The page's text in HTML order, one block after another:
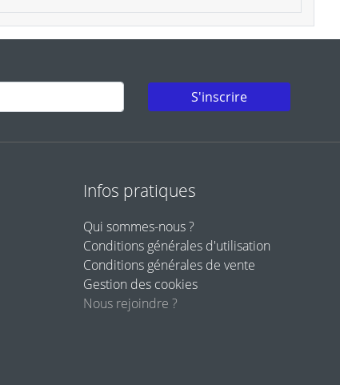
S'inscrire
Infos pratiques
Qui sommes-nous ?
Conditions générales d'utilisation
Conditions générales de vente
Gestion des cookies
Nous rejoindre ?